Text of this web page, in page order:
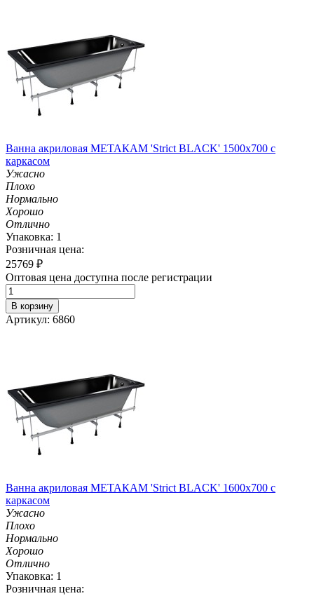
Ванна акриловая МЕТАКАМ 'Strict BLACK' 1500х700 с
каркасом
Ужасно
Плохо
Нормально
Хорошо
Отлично
Упаковка: 1
Розничная цена:
25769 ₽
Оптовая цена доступна после регистрации
В корзину
Артикул: 6860
Ванна акриловая МЕТАКАМ 'Strict BLACK' 1600х700 с
каркасом
Ужасно
Плохо
Нормально
Хорошо
Отлично
Упаковка: 1
Розничная цена: